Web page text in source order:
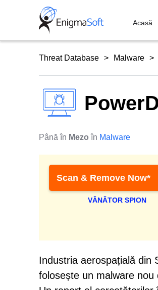
Acasă
Threat Database Malware
Până în Mezo în Malware
Scan & Remove Now*
VÂNĂTOR SPION
Industria aerospațială din
folosește un malware